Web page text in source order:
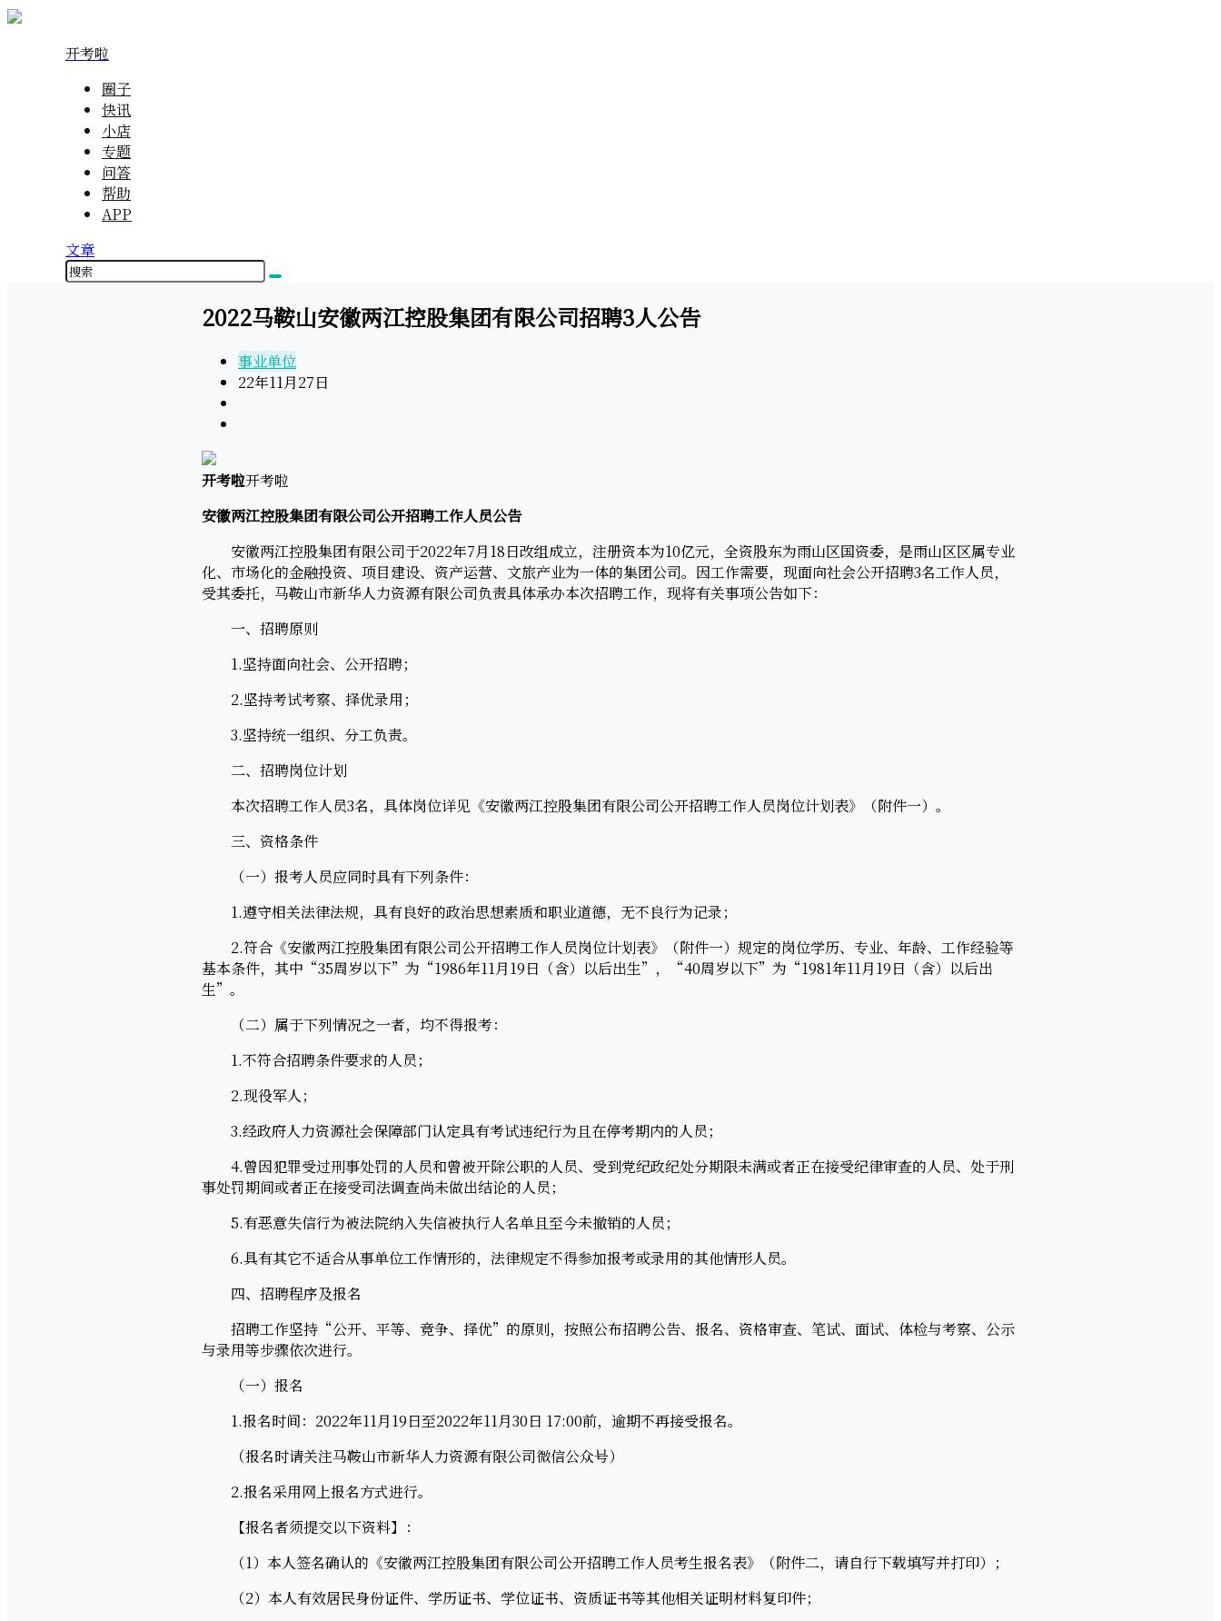
开考啦
圈子
快讯
小店
专题
问答
帮助
APP
文章
2022马鞍山安徽两江控股集团有限公司招聘3人公告
事业单位
22年11月27日
开考啦开考啦
安徽两江控股集团有限公司公开招聘工作人员公告
安徽两江控股集团有限公司于2022年7月18日改组成立，注册资本为10亿元，全资股东为雨山区国资委，是雨山区区属专业
化、市场化的金融投资、项目建设、资产运营、文旅产业为一体的集团公司。因工作需要，现面向社会公开招聘3名工作人员，
受其委托，马鞍山市新华人力资源有限公司负责具体承办本次招聘工作，现将有关事项公告如下：
一、招聘原则
1.坚持面向社会、公开招聘；
2.坚持考试考察、择优录用；
3.坚持统一组织、分工负责。
二、招聘岗位计划
本次招聘工作人员3名，具体岗位详见《安徽两江控股集团有限公司公开招聘工作人员岗位计划表》（附件一）。
三、资格条件
（一）报考人员应同时具有下列条件：
1.遵守相关法律法规，具有良好的政治思想素质和职业道德，无不良行为记录；
2.符合《安徽两江控股集团有限公司公开招聘工作人员岗位计划表》（附件一）规定的岗位学历、专业、年龄、工作经验等
基本条件，其中“35周岁以下”为“1986年11月19日（含）以后出生”，“40周岁以下”为“1981年11月19日（含）以后出
生”。
（二）属于下列情况之一者，均不得报考：
1.不符合招聘条件要求的人员；
2.现役军人；
3.经政府人力资源社会保障部门认定具有考试违纪行为且在停考期内的人员；
4.曾因犯罪受过刑事处罚的人员和曾被开除公职的人员、受到党纪政纪处分期限未满或者正在接受纪律审查的人员、处于刑
事处罚期间或者正在接受司法调查尚未做出结论的人员；
5.有恶意失信行为被法院纳入失信被执行人名单且至今未撤销的人员；
6.具有其它不适合从事单位工作情形的，法律规定不得参加报考或录用的其他情形人员。
四、招聘程序及报名
招聘工作坚持“公开、平等、竞争、择优”的原则，按照公布招聘公告、报名、资格审查、笔试、面试、体检与考察、公示
与录用等步骤依次进行。
（一）报名
1.报名时间：2022年11月19日至2022年11月30日 17:00前，逾期不再接受报名。
（报名时请关注马鞍山市新华人力资源有限公司微信公众号）
2.报名采用网上报名方式进行。
【报名者须提交以下资料】：
（1）本人签名确认的《安徽两江控股集团有限公司公开招聘工作人员考生报名表》（附件二，请自行下载填写并打印）；
（2）本人有效居民身份证件、学历证书、学位证书、资质证书等其他相关证明材料复印件；